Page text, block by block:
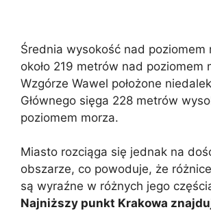
Średnia wysokość nad poziomem
około 219 metrów nad poziomem
Wzgórze Wawel położone
Głównego sięga 228 metrów
poziomem morza.
Miasto rozciąga się jednak na
obszarze, co powoduje, że
są wyraźne w różnych jego
Najniższy punkt Krakowa